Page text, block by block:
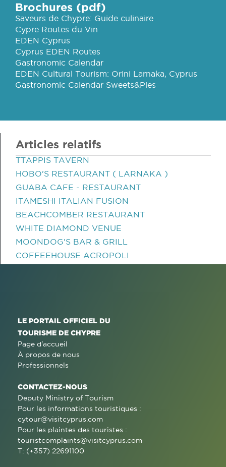
Brochures (pdf)
Saveurs de Chypre: Guide culinaire
Cypre Routes du Vin
EDEN Cyprus
Cyprus EDEN Routes
Gastronomic Calendar
EDEN Cultural Tourism: Orini Larnaka, Cyprus
Gastronomic Calendar Sweets&Pies
Articles relatifs
TTAPPIS TAVERN
HOBO'S RESTAURANT ( LARNAKA )
GUABA CAFE - RESTAURANT
ITAMESHI ITALIAN FUSION
BEACHCOMBER RESTAURANT
WHITE DIAMOND VENUE
MOONDOG'S BAR & GRILL
COFFEEHOUSE ACROPOLI
LE PORTAIL OFFICIEL DU
TOURISME DE CHYPRE
Page d'accueil
À propos de nous
Professionnels
CONTACTEZ-NOUS
Deputy Ministry of Tourism
Pour les informations touristiques :
cytour@visitcyprus.com
Pour les plaintes des touristes :
touristcomplaints@visitcyprus.com
T: (+357) 22691100